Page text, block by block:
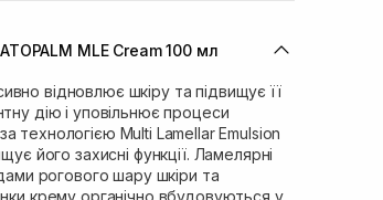
23 (ТЦMLE Cream 100 мл
відновлює шкіру та підвищує її
дію і уповільнює процеси
технологією Multi Lamellar Emulsion
його захисні функції. Ламелярні
рогового шару шкіри та
крему органічно вбудовуються у